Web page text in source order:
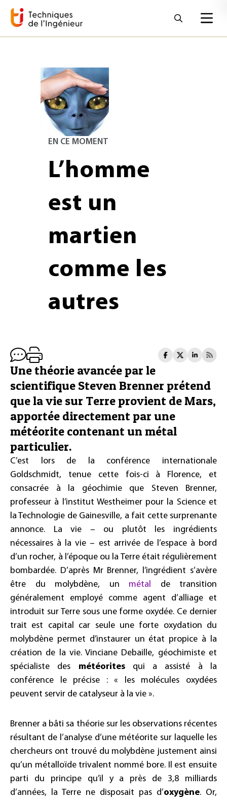
EN CE MOMENT
L’homme
est un
martien
comme les
autres
Une théorie avancée par le
scientifique Steven Brenner prétend
que la vie sur Terre provient de Mars,
apportée directement par une
météorite contenant un métal
particulier.
C’est lors de la conférence internationale
Goldschmidt, tenue cette fois-ci à Florence, et
consacrée à la géochimie que Steven Brenner,
professeur à l’institut Westheimer pour la Science et
la Technologie de Gainesville, a fait cette surprenante
annonce. La vie – ou plutôt les ingrédients
nécessaires à la vie – est arrivée de l’espace à bord
d’un rocher, à l’époque ou la Terre était régulièrement
bombardée. D’après Mr Brenner, l’ingrédient s’avère
être du molybdène, un métal de transition
généralement employé comme agent d’alliage et
introduit sur Terre sous une forme oxydée. Ce dernier
trait est capital car seule une forte oxydation du
molybdène permet d’instaurer un état propice à la
création de la vie. Vinciane Debaille, géochimiste et
spécialiste des météoritesqui a assisté à la
conférence le précise : « les molécules oxydées
peuvent servir de catalyseur à la vie ».
Brenner a bâti sa théorie sur les observations récentes
résultant de l’analyse d’une météorite sur laquelle les
chercheurs ont trouvé du molybdène justement ainsi
qu’un métalloïde trivalent nommé bore. Il est ensuite
parti du principe qu’il y a près de 3,8 milliards
d’années, la Terre ne disposait pas d’oxygène. Or,